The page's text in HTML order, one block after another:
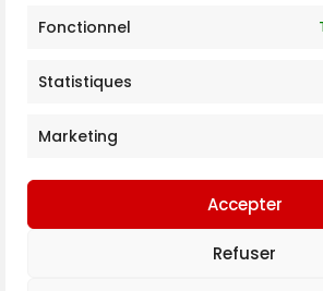
Fonctionnel
Statistiques
Marketing
Accepter
Refuser
Déclaration de confidentialité
Site web réalisé parAlexis